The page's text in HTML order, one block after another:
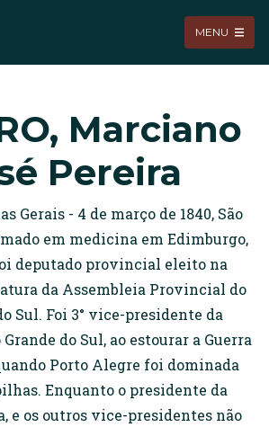
MENU
Marciano
Pereira
Gerais - 4 de março de 1840, São
em medicina em Edimburgo,
deputado provincial eleito na
da Assembleia Provincial do
Sul. Foi 3° vice-presidente da
do Sul, ao estourar a Guerra
Porto Alegre foi dominada
Enquanto o presidente da
e os outros vice-presidentes não